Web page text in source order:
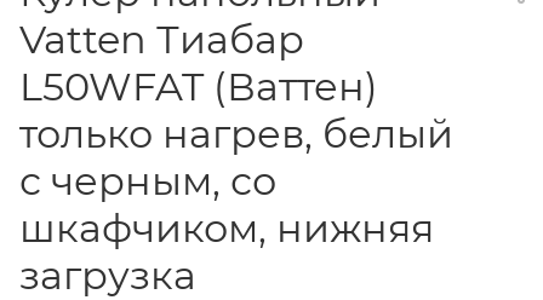
Vatten Тиабар
L50WFAT (Ваттен)
только нагрев, белый
с черным, со
шкафчиком, нижняя
загрузка